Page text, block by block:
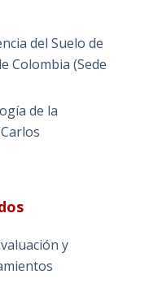
del Suelo de
Colombia (Sede
de la
y